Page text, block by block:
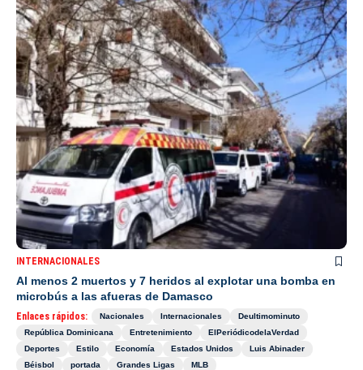
INTERNACIONALES
Al menos 2 muertos y 7 heridos al explotar una bomba en
microbús a las afueras de Damasco
Enlaces rápidos: Nacionales Internacionales
Deultimominuto
República Dominicana
Entretenimiento
ElPeriódicodelaVerdad
Deportes
Estilo Economía Estados Unidos
Luis Abinader
Béisbol
portada Grandes Ligas MLB